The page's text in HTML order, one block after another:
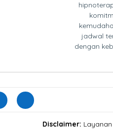
jadwal
dengan
Disclaimer: